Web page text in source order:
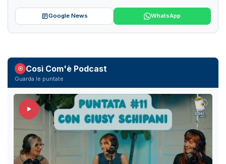
Google News WhatsApp
Così Com'è Podcast
Guarda le puntate